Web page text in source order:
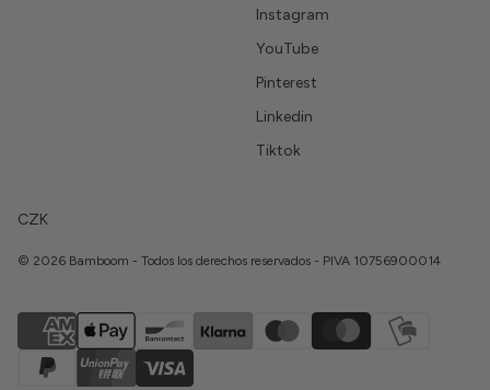
Instagram
YouTube
Pinterest
Linkedin
Tiktok
CZK
© 2026 Bamboom - Todos los derechos reservados - PIVA 10756900014